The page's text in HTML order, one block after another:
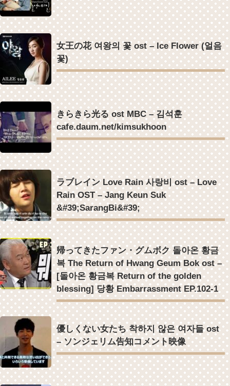
Powered by livedoor 相互RSS
女王の花 여왕의 꽃 ost – Ice Flower (얼음
꽃)
きらきら光る ost MBC – 김석훈
cafe.daum.net/kimsukhoon
ラブレイン Love Rain 사랑비 ost – Love
Rain OST – Jang Keun Suk
&#39;SarangBi&#39;
帰ってきたファン・グムボク 돌아온 황금
복 The Return of Hwang Geum Bok ost –
[돌아온 황금복 Return of the golden
blessing] 당황 Embarrassment EP.102-1
優しくない女たち 착하지 않은 여자들 ost
– ソンジェリム告知コメント映像